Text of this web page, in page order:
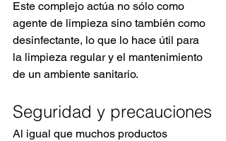
Este complejo actúa no sólo como
agente de limpieza sino también como
desinfectante, lo que lo hace útil para
la limpieza regular y el mantenimiento
de un ambiente sanitario.
Seguridad y precauciones
Al igual que muchos productos